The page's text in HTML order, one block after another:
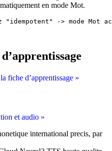
en mode Mot.
"idempotent" -> mode Mot
fiche d’apprentissage »
et audio »
international precis, par